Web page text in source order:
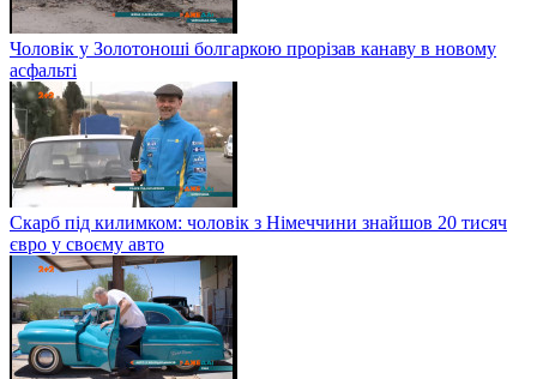
Чоловік у Золотоноші болгаркою прорізав канаву в новому
асфальті
Скарб під килимком: чоловік з Німеччини знайшов 20 тисяч
євро у своєму авто